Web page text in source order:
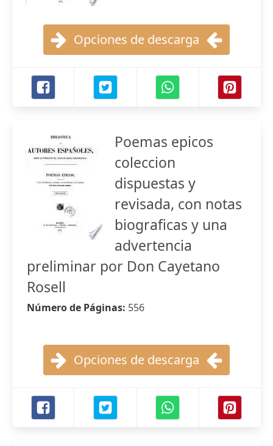
Opciones de descarga
Poemas epicos
coleccion
dispuestas y
revisada, con notas
biograficas y una
advertencia
preliminar por Don Cayetano
Rosell
Número de Páginas: 556
Opciones de descarga